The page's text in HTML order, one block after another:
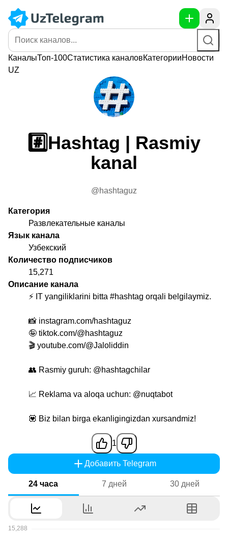
КаналыТоп-100Статистика каналовКатегорииНовости
UZ
#️⃣Hashtag | Rasmiy
kanal
@hashtaguz
Категория
Развлекательные каналы
Язык канала
Узбекский
Количество подписчиков
15,271
Описание канала
⚡️ IT yangiliklarini bitta #hashtag orqali belgilaymiz.
📸 instagram.com/hashtaguz
🤪 tiktok.com/@hashtaguz
🎬 youtube.com/@Jaloliddin
👥 Rasmiy guruh: @hashtagchilar
📈 Reklama va aloqa uchun: @nuqtabot
💟 Biz bilan birga ekanligingizdan xursandmiz!
1
Добавить Telegram
24 часа 7 дней 30 дней